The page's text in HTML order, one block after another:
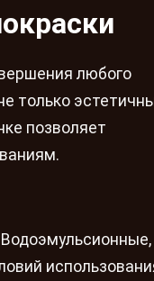
любого
только
позволяет